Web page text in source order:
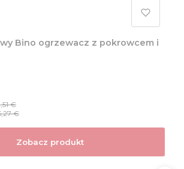
Bino ogrzewacz z pokrowcem i
€
€
Zobacz produkt